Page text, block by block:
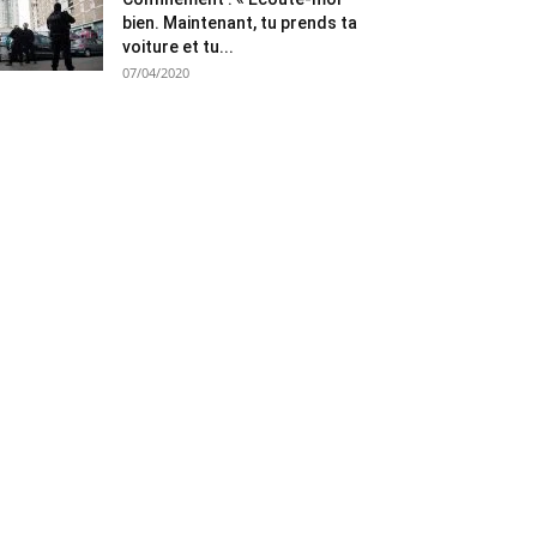
bien. Maintenant, tu prends ta
voiture et tu...
07/04/2020